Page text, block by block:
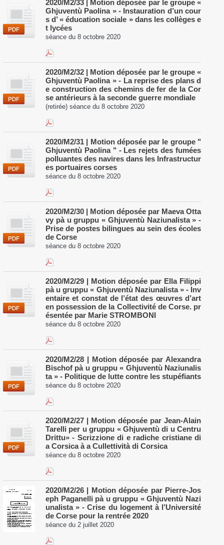
2020/M2/33 | Motion déposée par le groupe «
Ghjuventù Paolina » - Instauration d’un cour
s d’ « éducation sociale » dans les collèges e
t lycées
séance du 8 octobre 2020
2020/M2/32 | Motion déposée par le groupe «
Ghjuventù Paolina » - La reprise des plans d
e construction des chemins de fer de la Cor
se antérieurs à la seconde guerre mondiale
(retirée) séance du 8 octobre 2020
2020/M2/31 | Motion déposée par le groupe "
Ghjuventù Paolina " - Les rejets des fumées
polluantes des navires dans les Infrastructur
es portuaires corses
séance du 8 octobre 2020
2020/M2/30 | Motion déposée par Maeva Otta
vy pà u gruppu « Ghjuventù Naziunalista » -
Prise de postes bilingues au sein des écoles
de Corse
séance du 8 octobre 2020
2020/M2/29 | Motion déposée par Ella Filippi
pà u gruppu « Ghjuventù Naziunalista » - Inv
entaire et constat de l’état des œuvres d’art
en possession de la Collectivité de Corse. pr
ésentée par Marie STROMBONI
séance du 8 octobre 2020
2020/M2/28 | Motion déposée par Alexandra
Bischof pà u gruppu « Ghjuventù Naziunalis
ta » - Politique de lutte contre les stupéfiants
séance du 8 octobre 2020
2020/M2/27 | Motion déposée par Jean-Alain
Tarelli per u gruppu « Ghjuventù di u Centru
Drittu» - Scrizzione di e radiche cristiane di
a Corsica à a Cullettività di Corsica
séance du 8 octobre 2020
2020/M2/26 | Motion déposée par Pierre-Jos
eph Paganelli pà u gruppu « Ghjuventù Nazi
unalista » - Crise du logement à l’Université
de Corse pour la rentrée 2020
séance du 2 juillet 2020